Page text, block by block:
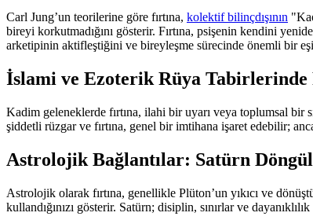
Carl Jung’un teorilerine göre fırtına, kolektif bilinçdışının
bireyi korkutmadığını gösterir. Fırtına, psişenin kendini
arketipinin aktifleştiğini ve bireyleşme sürecinde önemli bir
İslami ve Ezoterik Rüya Tabirlerinde
Kadim geleneklerde fırtına, ilahi bir uyarı veya toplumsal
şiddetli rüzgar ve fırtına, genel bir imtihana işaret edebilir;
Astrolojik Bağlantılar: Satürn
Astrolojik olarak fırtına, genellikle Plüton’un yıkıcı ve
kullandığınızı gösterir. Satürn; disiplin, sınırlar ve